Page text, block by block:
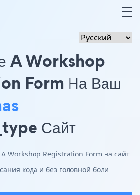
A Workshop
Form На Ваш
Сайт
Workshop Registration Form на сайт
кода и без головной боли